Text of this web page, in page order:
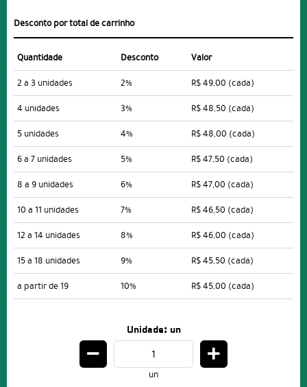
Desconto por total de carrinho
Quantidade Desconto
Valor
2 a 3 unidades
2% R$ 49,00 (cada)
4 unidades
3% R$ 48,50 (cada)
5 unidades
4% R$ 48,00 (cada)
6 a 7 unidades
5% R$ 47,50 (cada)
8 a 9 unidades
6% R$ 47,00 (cada)
10 a 11 unidades
7% R$ 46,50 (cada)
12 a 14 unidades
8% R$ 46,00 (cada)
15 a 18 unidades
9% R$ 45,50 (cada)
a partir de 19
10% R$ 45,00 (cada)
Unidade: un
un